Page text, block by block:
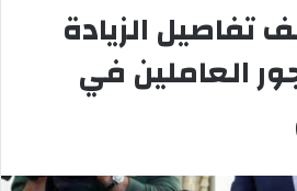
الزيادة
العاملين في